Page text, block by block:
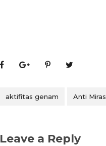
aktifitas genam Anti Miras
Leave a Reply